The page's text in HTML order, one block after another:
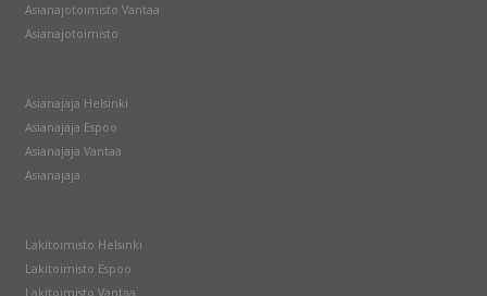
Asianajotoimisto Vantaa
Asianajotoimisto
Asianajaja Helsinki
Asianajaja Espoo
Asianajaja Vantaa
Asianajaja
Lakitoimisto Helsinki
Lakitoimisto Espoo
Lakitoimisto Vantaa